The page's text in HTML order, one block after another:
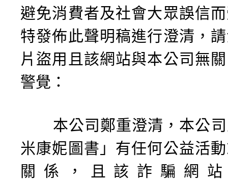
避免消費者及社會大眾誤信
特發佈此聲明稿進行澄清，
片盜用且該網站與本公司無
警覺：
本公司鄭重澄清，本公司
米康妮圖書」有任何公益活
關係，且該詐騙網